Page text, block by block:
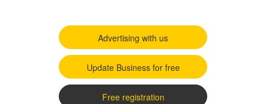
Advertising with us
Update Business for free
Free registration